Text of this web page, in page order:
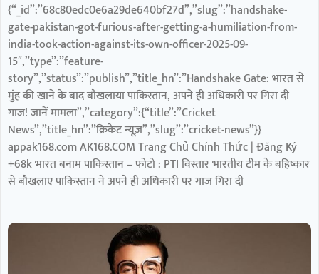
{“_id”:”68c80edc0e6a29de640bf27d”,”slug”:”handshake-
gate-pakistan-got-furious-after-getting-a-humiliation-from-
india-took-action-against-its-own-officer-2025-09-
15″,”type”:”feature-
story”,”status”:”publish”,”title_hn”:”Handshake Gate: भारत से
मुंह की खाने के बाद बौखलाया पाकिस्तान, अपने ही अधिकारी पर गिरा दी
गाज! जानें मामला”,”category”:{“title”:”Cricket
News”,”title_hn”:”क्रिकेट न्यूज़”,”slug”:”cricket-news”}}
appak168.com AK168.COM Trang Chủ Chính Thức | Đăng Ký
+68k भारत बनाम पाकिस्तान – फोटो : PTI विस्तार भारतीय टीम के बहिष्कार
से बौखलाए पाकिस्तान ने अपने ही अधिकारी पर गाज गिरा दी